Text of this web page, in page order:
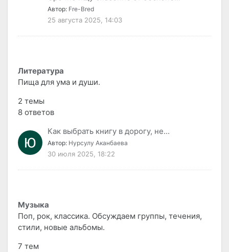
Автор: Fre-Bred
25 августа 2025, 14:03
Литература
Пища для ума и души.
2 темы
8 ответов
Как выбрать книгу в дорогу, не...
Автор: Нурсулу Аканбаева
30 июля 2025, 18:22
Музыка
Поп, рок, классика. Обсуждаем группы, течения,
стили, новые альбомы.
7 тем